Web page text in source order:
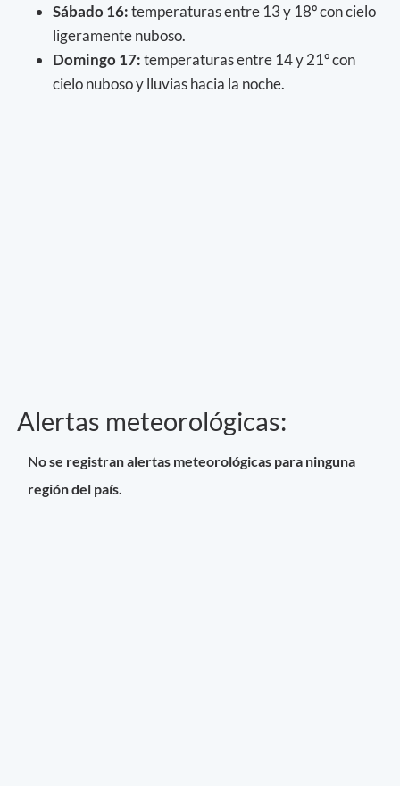
Sábado 16:temperaturas entre 13 y 18º con cielo
ligeramente nuboso.
Domingo 17:temperaturas entre 14 y 21º con
cielo nuboso y lluvias hacia la noche.
Alertas meteorológicas:
No se registran alertas meteorológicas para ninguna
región del país.